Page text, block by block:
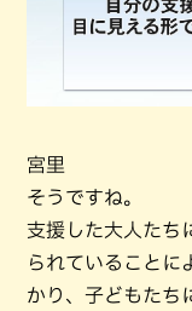
宮里
そうですね。
支援した大人たち
られていることに
かり、子どもたち